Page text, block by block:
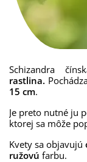
Schizandra
rastlina.
15 cm.
Je preto nutné ju
ktorej sa môže
Kvety sa objavujú
ružovú farbu.